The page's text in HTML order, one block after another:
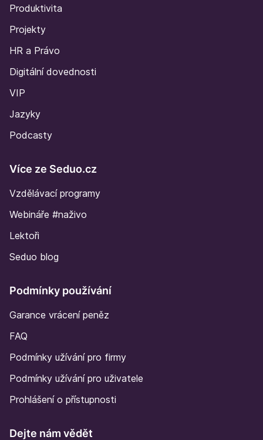
Produktivita
Projekty
HR a Právo
Digitální dovednosti
VIP
Jazyky
Podcasty
Více ze Seduo.cz
Vzdělávací programy
Webináře #naživo
Lektoři
Seduo blog
Podmínky používání
Garance vrácení peněz
FAQ
Podmínky užívání pro firmy
Podmínky užívání pro uživatele
Prohlášení o přístupnosti
Dejte nám vědět